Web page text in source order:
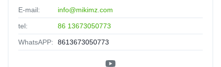
E-mail: info@mikimz.com
tel: 86 13673050773
WhatsAPP: 8613673050773